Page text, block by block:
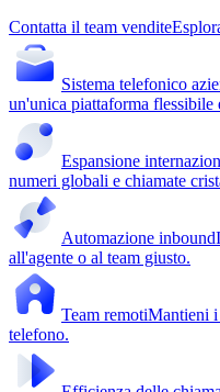
Contatta il team vendite
Sistema telefonico
un'unica piattaforma flessibile
Espansione
numeri globali e chiamate
Automazione inbound
all'agente o al team giusto.
Team remotiMantieni i
telefono.